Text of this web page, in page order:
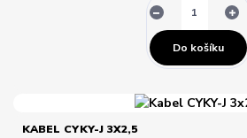
Do košíku
KABEL CYKY-J 3X2,5